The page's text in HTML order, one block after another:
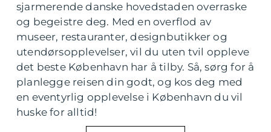
sjarmerende danske hovedstaden overraske
og begeistre deg. Med en overflod av
museer, restauranter, designbutikker og
utendørsopplevelser, vil du uten tvil oppleve
det beste København har å tilby. Så, sørg for å
planlegge reisen din godt, og kos deg med
en eventyrlig opplevelse i København du vil
huske for alltid!